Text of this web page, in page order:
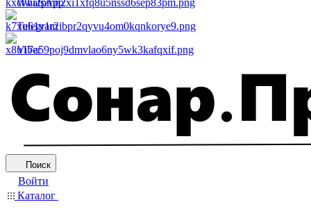
WhatsApp
Telegram
Viber
Поиск
Войти
Каталог